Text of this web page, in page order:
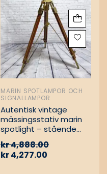
MARIN SPOTLAMPOR OCH
SIGNALLAMPOR
Autentisk vintage
mässingsstativ marin
spotlight – stående
kr4,888.00
kr4,277.00